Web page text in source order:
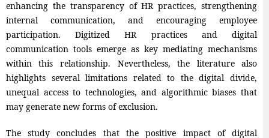
enhancing the transparency of HR practices, strengthening
internal communication, and encouraging employee
participation. Digitized HR practices and digital
communication tools emerge as key mediating mechanisms
within this relationship. Nevertheless, the literature also
highlights several limitations related to the digital divide,
unequal access to technologies, and algorithmic biases that
may generate new forms of exclusion.
The study concludes that the positive impact of digital